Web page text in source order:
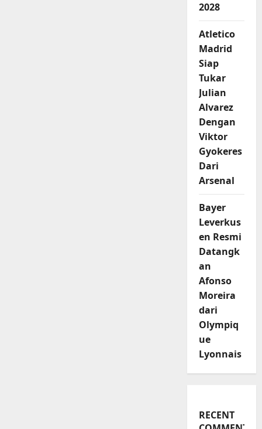
2028
Atletico
Madrid
Siap
Tukar
Julian
Alvarez
Dengan
Viktor
Gyokeres
Dari
Arsenal
Bayer
Leverkus
en Resmi
Datangk
an
Afonso
Moreira
dari
Olympiq
ue
Lyonnais
RECENT